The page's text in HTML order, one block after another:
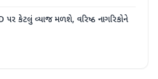
પર કેટલું વ્યાજ મળશે, વરિષ્ઠ નાગરિકોને